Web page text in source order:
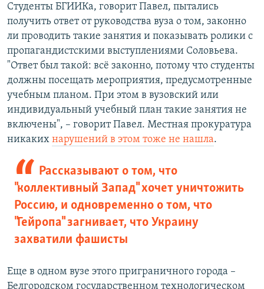
Студенты БГИИКа, говорит Павел, пытались
получить ответ от руководства вуза о том, законно
ли проводить такие занятия и показывать ролики с
пропагандистскими выступлениями Соловьева.
"Ответ был такой: всё законно, потому что студенты
должны посещать мероприятия, предусмотренные
учебным планом. При этом в вузовский или
индивидуальный учебный план такие занятия не
включены", – говорит Павел. Местная прокуратура
никаких нарушений в этом тоже не нашла.
Рассказывают о том, что
"коллективный Запад" хочет уничтожить
Россию, и одновременно о том, что
"Гейропа" загнивает, что Украину
захватили фашисты
Еще в одном вузе этого приграничного города –
Белгородском государственном технологическом